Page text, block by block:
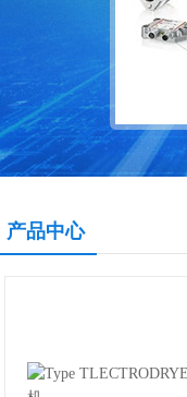
产品中心